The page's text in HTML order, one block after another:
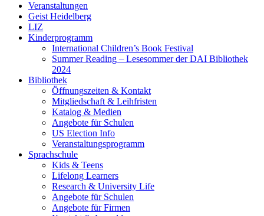
Veranstaltungen
Geist Heidelberg
LIZ
Kinderprogramm
International Children’s Book Festival
Summer Reading – Lesesommer der DAI Bibliothek
2024
Bibliothek
Öffnungszeiten & Kontakt
Mitgliedschaft & Leihfristen
Katalog & Medien
Angebote für Schulen
US Election Info
Veranstaltungsprogramm
Sprachschule
Kids & Teens
Lifelong Learners
Research & University Life
Angebote für Schulen
Angebote für Firmen